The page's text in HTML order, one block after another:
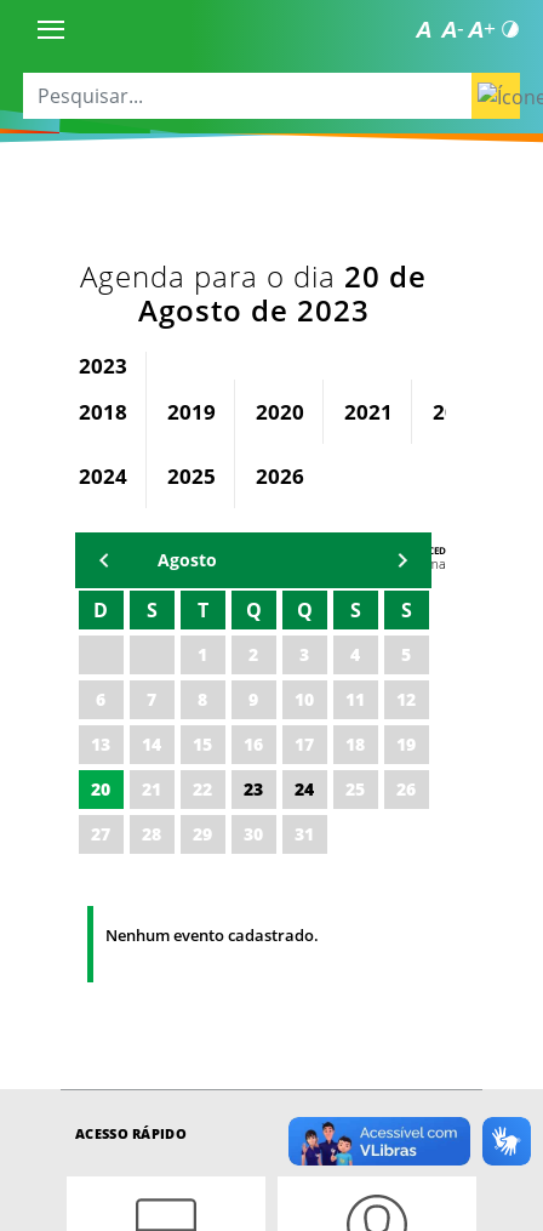
Agenda para o dia 20 de
Agosto de 2023
2023
2018
2019 2020 2021 2022
2024 2025 2026
AGENDA DA CODED/CED
Vagna Lima
Agosto
D S T Q Q S S
1 2 3 4
5
6
7 8 9 10 11
12
13
14 15 16 17 18
19
20
21 22 23 24 25
26
27
28 29 30 31
Nenhum evento cadastrado.
ACESSO RÁPIDO